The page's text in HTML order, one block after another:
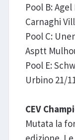
Pool B:
Carnaghi
Pool C:
Asptt
Pool E:
Urbino 21/
CEV
Mutata la